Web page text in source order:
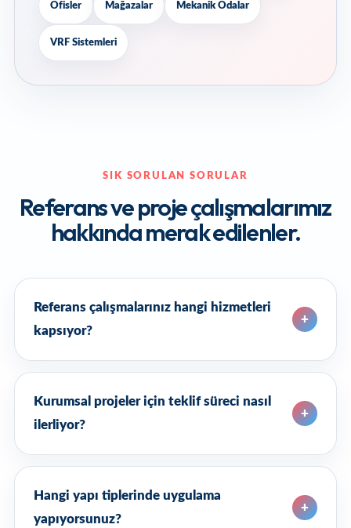
Ofisler Mağazalar Mekanik Odalar
VRF Sistemleri
SIK SORULAN SORULAR
Referans ve proje çalışmalarımız
hakkında merak edilenler.
Referans çalışmalarınız hangi hizmetleri
kapsıyor?
Kurumsal projeler için teklif süreci nasıl
ilerliyor?
Hangi yapı tiplerinde uygulama
yapıyorsunuz?